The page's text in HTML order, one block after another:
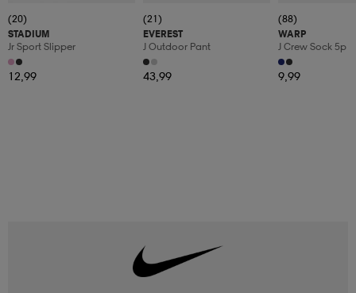
(20)
STADIUM
Jr Sport Slipper
12,99
(21)
EVEREST
J Outdoor Pant
43,99
(88)
WARP
J Crew Sock 5p
9,99